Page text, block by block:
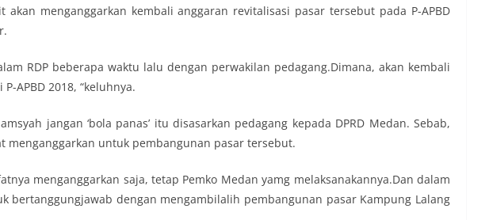
akan menganggarkan kembali anggaran revitalisasi pasar tersebut pada P-APBD
RDP beberapa waktu lalu dengan perwakilan pedagang.Dimana, akan kembali
APBD 2018, “keluhnya.
jangan ‘bola panas’ itu disasarkan pedagang kepada DPRD Medan. Sebab,
menganggarkan untuk pembangunan pasar tersebut.
menganggarkan saja, tetap Pemko Medan yamg melaksanakannya.Dan dalam
bertanggungjawab dengan mengambilalih pembangunan pasar Kampung Lalang